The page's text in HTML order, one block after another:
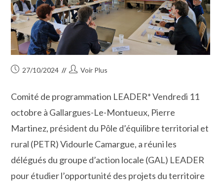
Publication
27/10/2024
Auteur/autrice
publication :
Voir Plus
Comité de programmation LEADER* Vendredi 11
octobre à Gallargues-Le-Montueux, Pierre
Martinez, président du Pôle d’équilibre territorial et
rural (PETR) Vidourle Camargue, a réuni les
délégués du groupe d’action locale (GAL) LEADER
pour étudier l’opportunité des projets du territoire